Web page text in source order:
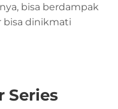
bisa berdampak
bisa dinikmati
Series